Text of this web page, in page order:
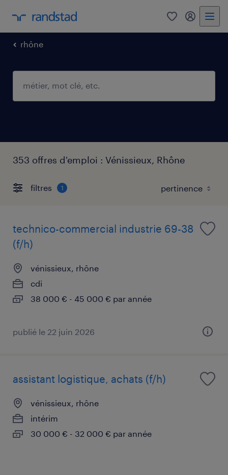
0 mon
rhône
353 offres d'emploi : Vénissieux, Rhône
filtres 1
technico-commercial industrie 69-38
(f/h)
vénissieux, rhône
cdi
38 000 € - 45 000 € par année
publié le 22 juin 2026
assistant logistique, achats (f/h)
vénissieux, rhône
intérim
30 000 € - 32 000 € par année